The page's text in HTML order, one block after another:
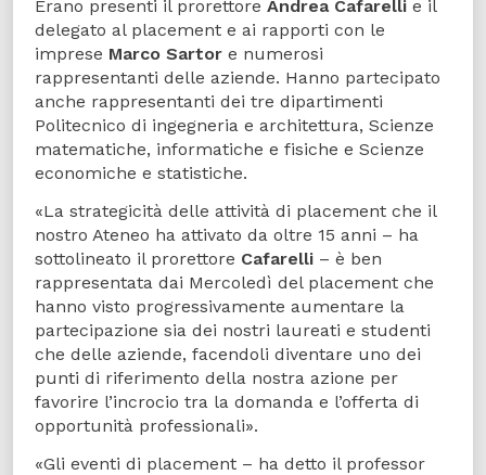
Erano presenti il prorettore Andrea Cafarelli e il
delegato al placement e ai rapporti con le
imprese Marco Sartor e numerosi
rappresentanti delle aziende. Hanno partecipato
anche rappresentanti dei tre dipartimenti
Politecnico di ingegneria e architettura, Scienze
matematiche, informatiche e fisiche e Scienze
economiche e statistiche.
«La strategicità delle attività di placement che il
nostro Ateneo ha attivato da oltre 15 anni – ha
sottolineato il prorettore Cafarelli – è ben
rappresentata dai Mercoledì del placement che
hanno visto progressivamente aumentare la
partecipazione sia dei nostri laureati e studenti
che delle aziende, facendoli diventare uno dei
punti di riferimento della nostra azione per
favorire l’incrocio tra la domanda e l’offerta di
opportunità professionali».
«Gli eventi di placement – ha detto il professor